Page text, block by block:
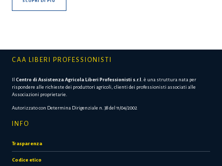
SCOPRI DI PIÙ
CAA LIBERI PROFESSIONISTI
Il Centro di Assistenza Agricola Liberi Professionisti s.r.l. è una struttura nata per
rispondere alle richieste dei produttori agricoli, clienti dei professionisti associati alle
Associazioni proprietarie.
Autorizzato con Determina Dirigenziale n. 38 del 11/04/2002
INFO
Trasparenza
Codice etico